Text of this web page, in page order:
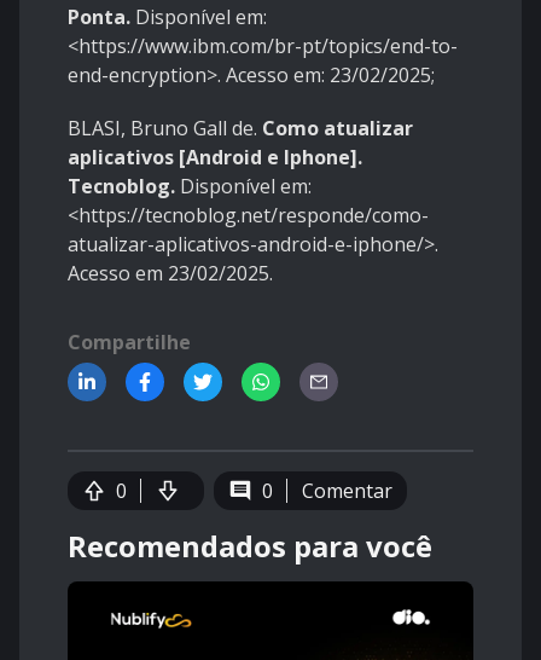
Ponta. Disponível em:
<https://www.ibm.com/br-pt/topics/end-to-
end-encryption>. Acesso em: 23/02/2025;
BLASI, Bruno Gall de. Como atualizar
aplicativos [Android e Iphone].
Tecnoblog. Disponível em:
<https://tecnoblog.net/responde/como-
atualizar-aplicativos-android-e-iphone/>.
Acesso em 23/02/2025.
Compartilhe
0 0 Comentar
Recomendados para você